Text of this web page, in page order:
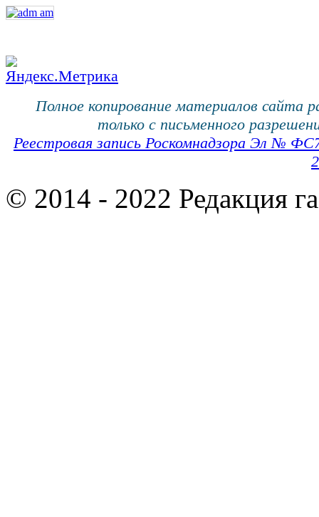
Полное копирование материалов сайта
только с письменного
Реестровая запись Роскомнадзора Эл №
© 2014 - 2022 Редакция